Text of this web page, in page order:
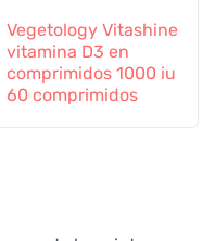
Vegetology Vitashine
vitamina D3 en
comprimidos 1000 iu
60 comprimidos